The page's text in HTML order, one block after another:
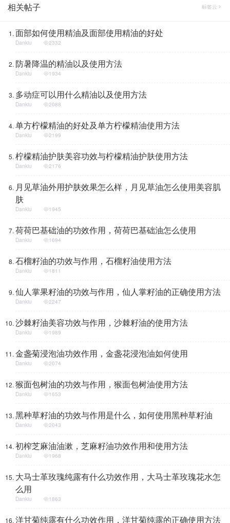
相关帖子 标签云
面部如何使用精油及面部使用精油的好处
Dankiu 2332
防暑降温的精油以及使用方法
Dankiu 1934
多动症可以用什么精油以及使用方法
Dankiu 2088
单方柠檬精油的好处及单方柠檬精油使用方法
Dankiu 2199
柠檬精油护肤美容功效与柠檬精油护肤使用方法
Dankiu 2176
月见草油外用护肤效果怎么样，月见草油怎么使用美容肌
肤
Dankiu 1945
荷荷巴基础油的功效作用，荷荷巴基础油怎么使用
Dankiu 1694
石榴籽油的功效与作用，石榴籽油使用方法
Dankiu 1811
仙人掌果籽油的功效与作用，仙人掌籽油的正确使用方法
Dankiu 2247
沙棘籽油美容功效与作用，沙棘籽油的使用方法
Dankiu 1989
金盏菊浸泡油功效作用，金盏花浸泡油如何使用
Dankiu 2074
猴面包树油的功效与作用，猴面包树油使用方法
Dankiu 1653
黑种草籽油的功效与作用是什么，如何使用黑种草籽油
Dankiu 2043
初榨芝麻油油漱，芝麻籽油功效作用和使用方法
Dankiu 1968
大马士革玫瑰纯露有什么功效作用，大马士革玫瑰花水怎
么用
Dankiu 1863
洋甘菊纯露有什么功效作用，洋甘菊纯露的正确使用方法